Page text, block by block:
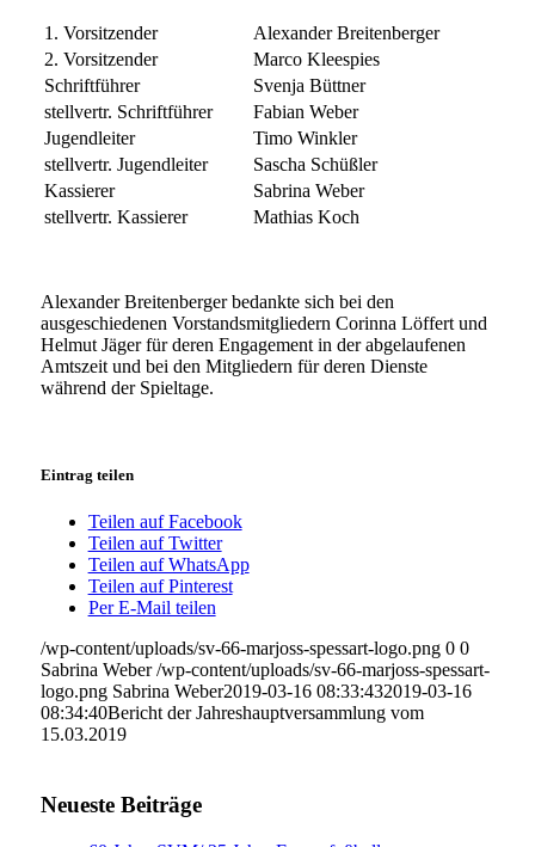
1. Vorsitzender
Alexander Breitenberger
2. Vorsitzender
Marco Kleespies
Schriftführer
Svenja Büttner
stellvertr. Schriftführer
Fabian Weber
Jugendleiter
Timo Winkler
stellvertr. Jugendleiter
Sascha Schüßler
Kassierer
Sabrina Weber
stellvertr. Kassierer
Mathias Koch
Alexander Breitenberger bedankte sich bei den
ausgeschiedenen Vorstandsmitgliedern Corinna Löffert und
Helmut Jäger für deren Engagement in der abgelaufenen
Amtszeit und bei den Mitgliedern für deren Dienste
während der Spieltage.
Eintrag teilen
Teilen auf Facebook
Teilen auf Twitter
Teilen auf WhatsApp
Teilen auf Pinterest
Per E-Mail teilen
/wp-content/uploads/sv-66-marjoss-spessart-logo.png 0 0
Sabrina Weber /wp-content/uploads/sv-66-marjoss-spessart-
logo.png Sabrina Weber2019-03-16 08:33:432019-03-16
08:34:40Bericht der Jahreshauptversammlung vom
15.03.2019
Neueste Beiträge